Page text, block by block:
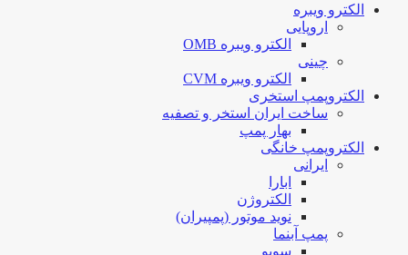
الکترو ویبره
اروپایی
الکترو ویبره OMB
چینی
الکترو ویبره CVM
الکتروپمپ استخری
ساخت ایران استخر و تصفیه
بهار پمپ
الکتروپمپ خانگی
ایرانی
ابارا
الکتروژن
نوید موتور (پمپیران)
پمپ آبنما
سوبو